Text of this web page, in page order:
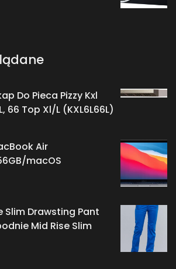
Do Pieca Pizzy Kxl
66 Top Xl/L (KXL6L66L)
Air
macOS
Slim Drawsting Pant
Mid Rise Slim